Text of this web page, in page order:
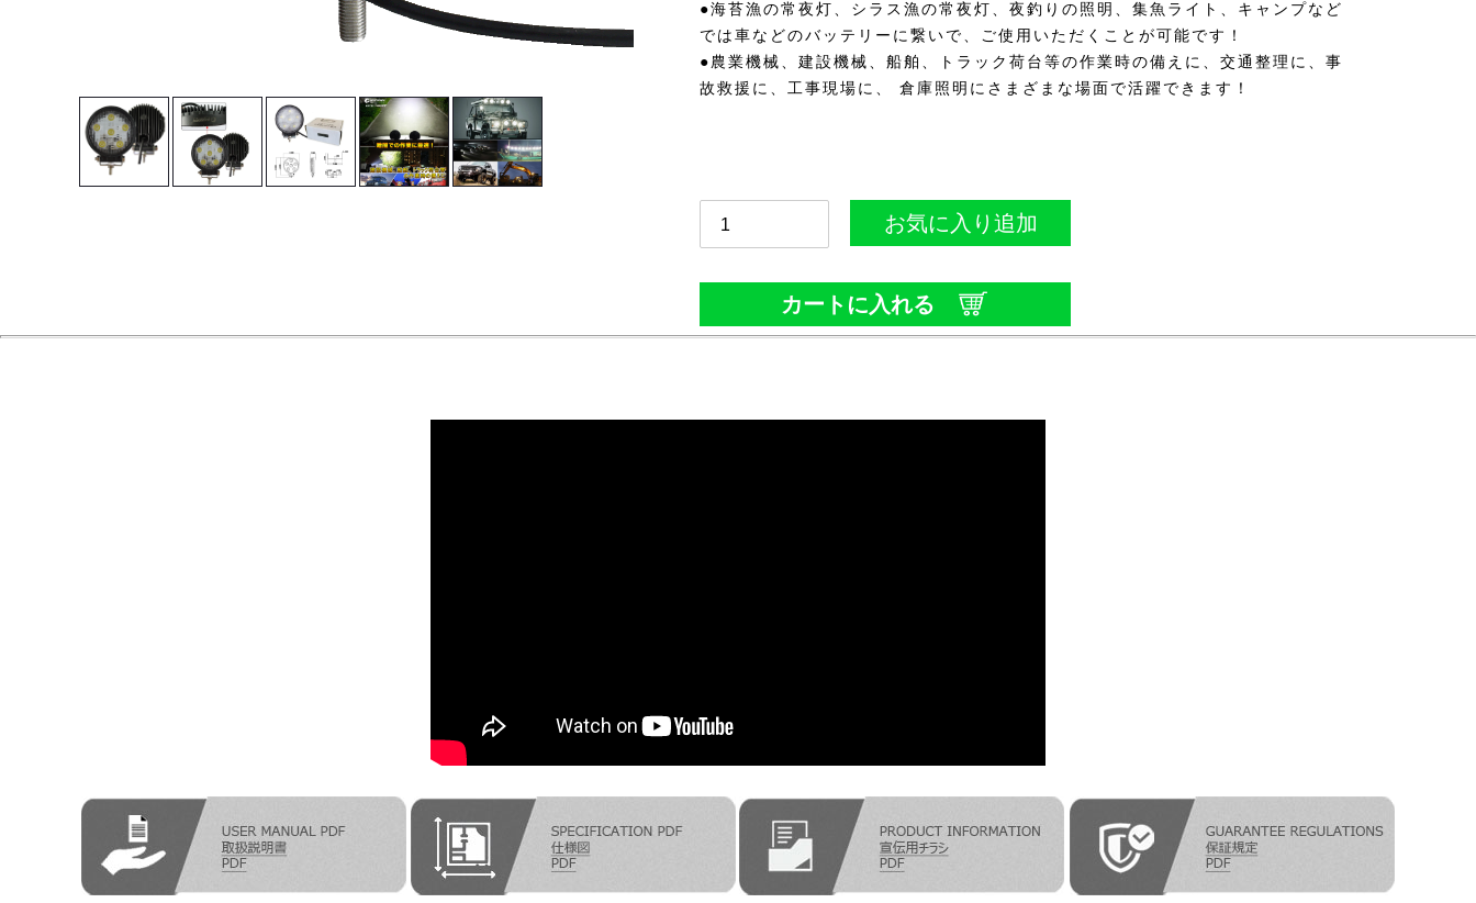
●海苔漁の常夜灯、シラス漁の常夜灯、夜釣りの照明、集魚ライト、キャンプなど
では車などのバッテリーに繋いで、ご使用いただくことが可能です！
●農業機械、建設機械、船舶、トラック荷台等の作業時の備えに、交通整理に、事
故救援に、工事現場に、 倉庫照明にさまざまな場面で活躍できます！
お気に入り追加
カートに入れる